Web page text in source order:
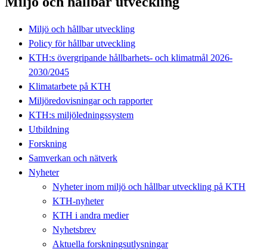
Miljö och hållbar utveckling
Policy för hållbar utveckling
KTH:s övergripande hållbarhets- och klimatmål 2026-
2030/2045
Klimatarbete på KTH
Miljöredovisningar och rapporter
KTH:s miljöledningssystem
Utbildning
Forskning
Samverkan och nätverk
Nyheter
Nyheter inom miljö och hållbar utveckling på KTH
KTH-nyheter
KTH i andra medier
Nyhetsbrev
Aktuella forskningsutlysningar